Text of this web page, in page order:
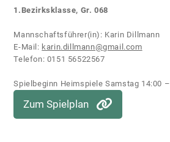
1.Bezirksklasse, Gr. 068
Mannschaftsführer(in): Karin Dillmann
E-Mail: karin.dillmann@gmail.com
Telefon: 0151 56522567
Spielbeginn Heimspiele Samstag 14:00 –
Zum Spielplan